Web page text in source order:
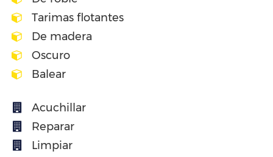
Tarimas flotantes
De madera
Oscuro
Balear
Acuchillar
Reparar
Limpiar